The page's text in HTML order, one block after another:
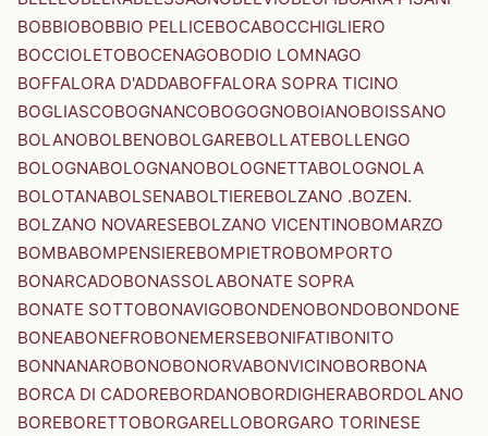
BOBBIOBOBBIO PELLICEBOCABOCCHIGLIERO
BOCCIOLETOBOCENAGOBODIO LOMNAGO
BOFFALORA D'ADDABOFFALORA SOPRA TICINO
BOGLIASCOBOGNANCOBOGOGNOBOIANOBOISSANO
BOLANOBOLBENOBOLGAREBOLLATEBOLLENGO
BOLOGNABOLOGNANOBOLOGNETTABOLOGNOLA
BOLOTANABOLSENABOLTIEREBOLZANO .BOZEN.
BOLZANO NOVARESEBOLZANO VICENTINOBOMARZO
BOMBABOMPENSIEREBOMPIETROBOMPORTO
BONARCADOBONASSOLABONATE SOPRA
BONATE SOTTOBONAVIGOBONDENOBONDOBONDONE
BONEABONEFROBONEMERSEBONIFATIBONITO
BONNANAROBONOBONORVABONVICINOBORBONA
BORCA DI CADOREBORDANOBORDIGHERABORDOLANO
BOREBORETTOBORGARELLOBORGARO TORINESE